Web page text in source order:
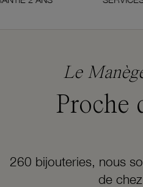
Le
Proche
260 bijouteries, nous
de